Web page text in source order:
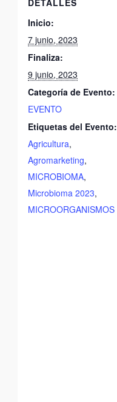
DETALLES
Inicio:
7 junio, 2023
Finaliza:
9 junio, 2023
Categoría de Evento:
EVENTO
Etiquetas del Evento:
Agricultura,
Agromarketing,
MICROBIOMA,
Microbioma 2023,
MICROORGANISMOS